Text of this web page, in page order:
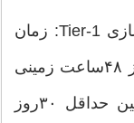
لجستیک پلاک به پلاک و شبکه قطعه‌‌سازی Tier-1: زمان
تحویل قطعه از ایران به عراق کمتر از ۴۸ساعت زمینی
است در حالی که این فرآیند برای چین حداقل ۳۰روز